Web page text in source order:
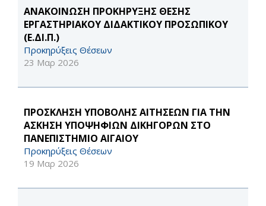
ΑΝΑΚΟΙΝΩΣΗ ΠΡΟΚΗΡΥΞΗΣ ΘΕΣΗΣ
ΕΡΓΑΣΤΗΡΙΑΚΟΥ ΔΙΔΑΚΤΙΚΟΥ ΠΡΟΣΩΠΙΚΟΥ
(Ε.ΔΙ.Π.)
Προκηρύξεις Θέσεων
23 Μαρ 2026
ΠΡΟΣΚΛΗΣΗ ΥΠΟΒΟΛΗΣ ΑΙΤΗΣΕΩΝ ΓΙΑ ΤΗΝ
ΑΣΚΗΣΗ ΥΠΟΨΗΦΙΩΝ ΔΙΚΗΓΟΡΩΝ ΣΤΟ
ΠΑΝΕΠΙΣΤΗΜΙΟ ΑΙΓΑΙΟΥ
Προκηρύξεις Θέσεων
19 Μαρ 2026